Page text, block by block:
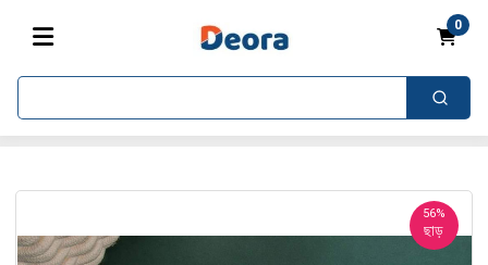
0
56%
ছাড়